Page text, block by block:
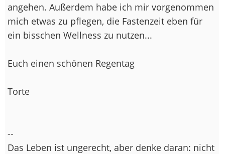
angehen. Außerdem habe ich mir vorgenommen
mich etwas zu pflegen, die Fastenzeit eben für
ein bisschen Wellness zu nutzen...
Euch einen schönen Regentag
Torte
--
Das Leben ist ungerecht, aber denke daran: nicht